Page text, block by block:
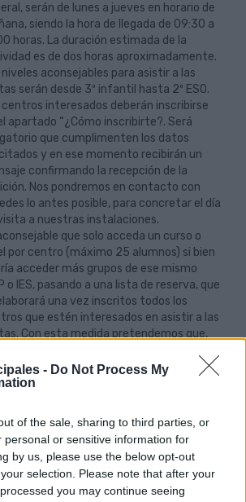
- Do Not Process My
of the sale, sharing to third parties, or
personal or sensitive information for
by us, please use the below opt-out
selection. Please note that after your
you may continue seeing
serán de lunes a jueves en horario de
siendo la hora de llegada de 09:30 a
horas. La duración estimada de la
es de dos horas aproximadamente.
niveles aconsejables para asistir a las
serán desde 3º infantil hasta 2º ESO.
centros interesados deberán inscribirse
apartado “¿Cómo inscribirte?. Será
que cumplimenten los datos
y en ese momento recibirán un
confirmando la recepción de la
Nos pondremos en contacto con
lo antes posible, para concretar el día
a nuestras instalaciones.
que solo acceda un curso o
por centro (máximo 25 alumnos) si bien
acceder más grupos de ese mismo
o IES, pasando a una lista de reserva, que
una vez inscritos todos los
que estén interesados en asistir a las
Con esta medida pretendemos que,
optar a estas visitas la mayor
de centros de la isla.
repetir visita los mismos niños en
su etapa escolar, salvo que el alumno
de centro. Por ejemplo, el CEIP
ha asistido al curso escolar
2025 en el nivel 3º de primaria, no